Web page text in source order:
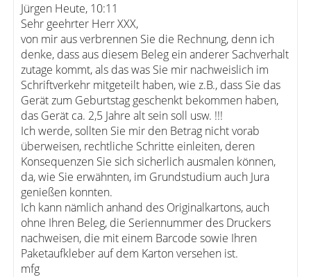
Jürgen Heute, 10:11
Sehr geehrter Herr XXX,
von mir aus verbrennen Sie die Rechnung, denn ich
denke, dass aus diesem Beleg ein anderer Sachverhalt
zutage kommt, als das was Sie mir nachweislich im
Schriftverkehr mitgeteilt haben, wie z.B., dass Sie das
Gerät zum Geburtstag geschenkt bekommen haben,
das Gerät ca. 2,5 Jahre alt sein soll usw. !!!
Ich werde, sollten Sie mir den Betrag nicht vorab
überweisen, rechtliche Schritte einleiten, deren
Konsequenzen Sie sich sicherlich ausmalen können,
da, wie Sie erwähnten, im Grundstudium auch Jura
genießen konnten.
Ich kann nämlich anhand des Originalkartons, auch
ohne Ihren Beleg, die Seriennummer des Druckers
nachweisen, die mit einem Barcode sowie Ihren
Paketaufkleber auf dem Karton versehen ist.
mfg